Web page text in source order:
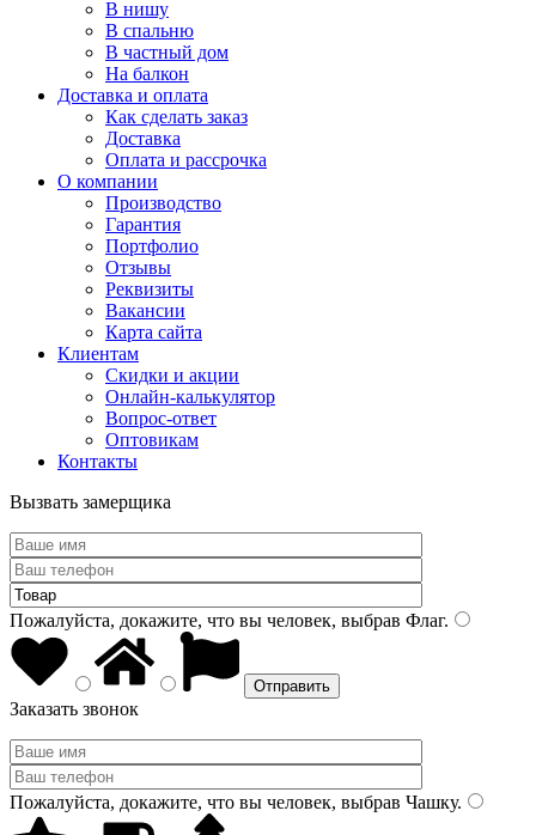
В нишу
В спальню
В частный дом
На балкон
Доставка и оплата
Как сделать заказ
Доставка
Оплата и рассрочка
О компании
Производство
Гарантия
Портфолио
Отзывы
Реквизиты
Вакансии
Карта сайта
Клиентам
Скидки и акции
Онлайн-калькулятор
Вопрос-ответ
Оптовикам
Контакты
Вызвать замерщика
Пожалуйста, докажите, что вы человек, выбрав Флаг.
Заказать звонок
Пожалуйста, докажите, что вы человек, выбрав Чашку.